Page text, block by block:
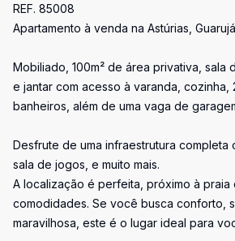
REF. 85008
Apartamento à venda na Astúrias,
Mobiliado, 100m² de área privativa, sala
e jantar com acesso à varanda, cozinha,
banheiros, além de uma vaga de
Desfrute de uma infraestrutura completa
sala de jogos, e muito mais.
A localização é perfeita, próximo à
comodidades. Se você busca conforto,
maravilhosa, este é o lugar ideal para